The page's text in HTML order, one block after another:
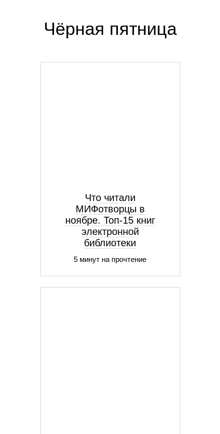
Чёрная пятница
Что читали
МИФотворцы в
ноябре. Топ-15 книг
электронной
библиотеки
5 минут на прочтение